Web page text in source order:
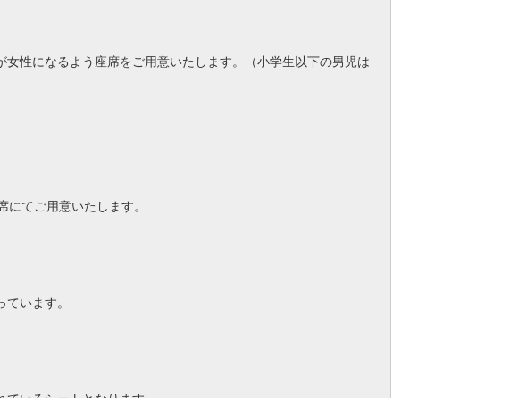
性になるよう座席をご用意いたします。（小学生以下の男児は
てご用意いたします。
います。